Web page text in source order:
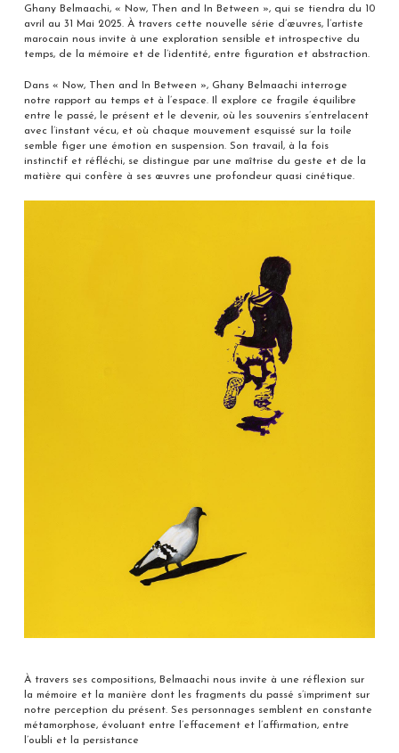
Ghany Belmaachi, « Now, Then and In Between », qui se tiendra du 10
avril au 31 Mai 2025. À travers cette nouvelle série d’œuvres, l’artiste
marocain nous invite à une exploration sensible et introspective du
temps, de la mémoire et de l’identité, entre figuration et abstraction.
Dans « Now, Then and In Between », Ghany Belmaachi interroge
notre rapport au temps et à l’espace. Il explore ce fragile équilibre
entre le passé, le présent et le devenir, où les souvenirs s’entrelacent
avec l’instant vécu, et où chaque mouvement esquissé sur la toile
semble figer une émotion en suspension. Son travail, à la fois
instinctif et réfléchi, se distingue par une maîtrise du geste et de la
matière qui confère à ses œuvres une profondeur quasi cinétique.
À travers ses compositions, Belmaachi nous invite à une réflexion sur
la mémoire et la manière dont les fragments du passé s’impriment sur
notre perception du présent. Ses personnages semblent en constante
métamorphose, évoluant entre l’effacement et l’affirmation, entre
l’oubli et la persistance